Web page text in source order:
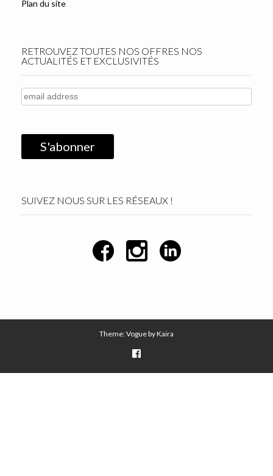
Plan du site
RETROUVEZ TOUTES NOS OFFRES NOS
ACTUALITÉS ET EXCLUSIVITÉS
SUIVEZ NOUS SUR LES RÉSEAUX !
Theme: Vogue byKaira